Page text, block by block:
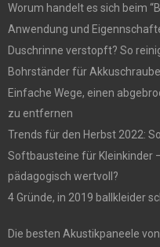
Worum handelt es sich beim
Anwendung und
Duschrinne verstopft? So
Bohrständer für
Einfache Wege, einen
zu entfernen
Trends für den Herbst 2022:
Softbausteine für Kleinkinder
pädagogisch wertvoll?
4 Gründe, in 2019 ballkleider
Die besten Akustikpaneele